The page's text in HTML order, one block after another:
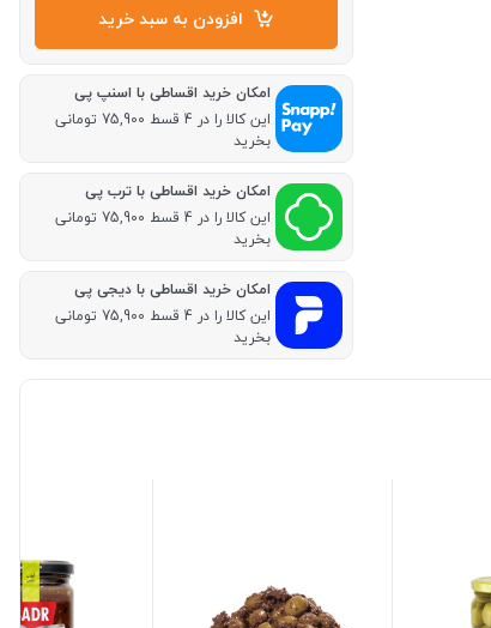
افزودن به سبد خرید
امکان خرید اقساطی با اسنپ پی
این کالا را در 4 قسط 75,900 تومانی
بخرید
امکان خرید اقساطی با ترب پی
این کالا را در 4 قسط 75,900 تومانی
بخرید
امکان خرید اقساطی با دیجی پی
این کالا را در 4 قسط 75,900 تومانی
بخرید